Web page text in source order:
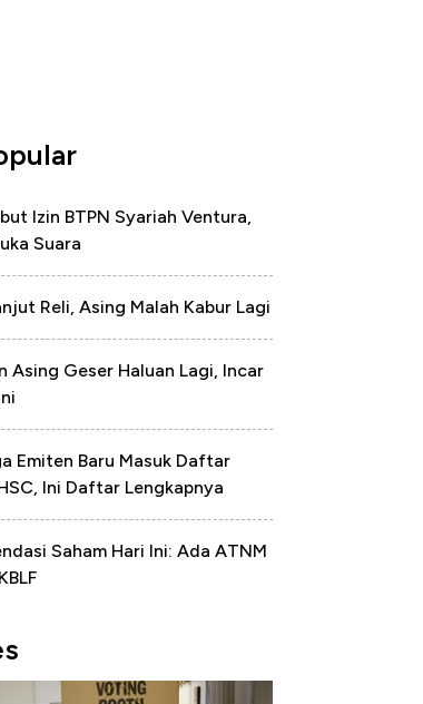
Izin BTPN Syariah Ventura,
Suara
Reli, Asing Malah Kabur Lagi
Asing Geser Haluan Lagi, Incar
Emiten Baru Masuk Daftar
Ini Daftar Lengkapnya
Saham Hari Ini: Ada ATNM